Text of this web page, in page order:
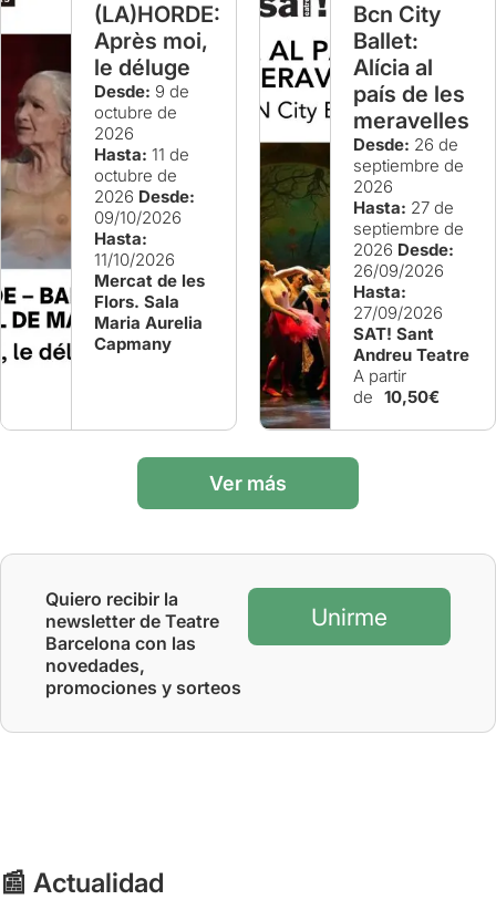
(LA)HORDE:
Après moi,
le déluge
Desde: 9 de
octubre de
2026
Hasta: 11 de
octubre de
2026 Desde:
09/10/2026
Hasta:
11/10/2026
Mercat de les
Flors. Sala
Maria Aurelia
Capmany
Bcn City
Ballet:
Alícia al
país de les
meravelles
Desde: 26 de
septiembre de
2026
Hasta: 27 de
septiembre de
2026 Desde:
26/09/2026
Hasta:
27/09/2026
SAT! Sant
Andreu Teatre
A partir
de 10,50€
Ver más
Quiero recibir la
newsletter de Teatre
Barcelona con las
novedades,
promociones y sorteos
Unirme
📰 Actualidad